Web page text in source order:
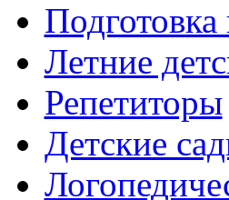
Летние
Репетиторы
Детские